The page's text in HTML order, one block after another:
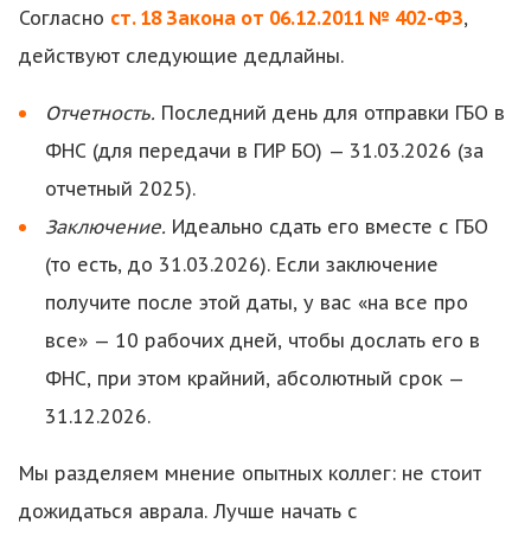
Согласно ст. 18 Закона от 06.12.2011 № 402-ФЗ,
действуют следующие дедлайны.
Отчетность. Последний день для отправки ГБО в
ФНС (для передачи в ГИР БО) — 31.03.2026 (за
отчетный 2025).
Заключение. Идеально сдать его вместе с ГБО
(то есть, до 31.03.2026). Если заключение
получите после этой даты, у вас «на все про
все» — 10 рабочих дней, чтобы дослать его в
ФНС, при этом крайний, абсолютный срок —
31.12.2026.
Мы разделяем мнение опытных коллег: не стоит
дожидаться аврала. Лучше начать с